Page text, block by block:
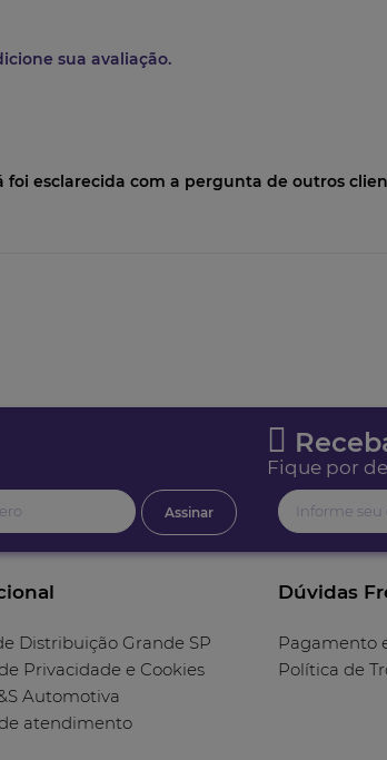
sua avaliação.
foi esclarecida com a pergunta de outros
Assinar
Fique por
Distribuição Grande SP
Privacidade e Cookies
Automotiva
atendimento
Dúvidas
Pagamento
Política de